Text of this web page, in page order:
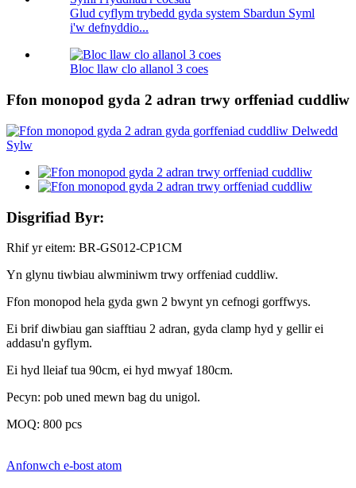
Glud cyflym trybedd gyda system Sbardun Syml
i'w defnyddio...
Bloc llaw clo allanol 3 coes
Ffon monopod gyda 2 adran trwy orffeniad cuddliw
Disgrifiad Byr:
Rhif yr eitem: BR-GS012-CP1CM
Yn glynu tiwbiau alwminiwm trwy orffeniad cuddliw.
Ffon monopod hela gyda gwn 2 bwynt yn cefnogi gorffwys.
Ei brif diwbiau gan siafftiau 2 adran, gyda clamp hyd y gellir ei
addasu'n gyflym.
Ei hyd lleiaf tua 90cm, ei hyd mwyaf 180cm.
Pecyn: pob uned mewn bag du unigol.
MOQ: 800 pcs
Anfonwch e-bost atom